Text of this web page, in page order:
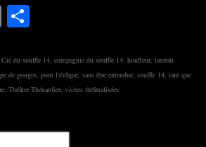
Email
Cie du souffle 14, compagnie du souffle 14, honfleur, laurent
de gouges, pont l'évêque, sans être entendue, souffle 14, tant que
, Théâtre Thénardier, visites théâtralisées